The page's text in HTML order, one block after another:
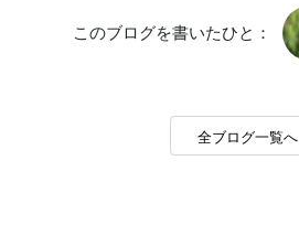
このブログを書いたひと：
全ブログ一覧へ